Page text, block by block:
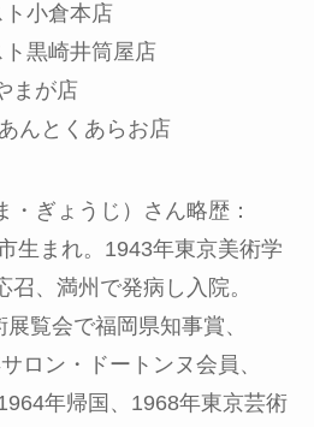
小倉本店
黒崎井筒屋店
まが店
んとくあらお店
・ぎょうじ）さん略歴：
生まれ。1943年東京美術学
、満州で発病し入院。
覧会で福岡県知事賞、
ロン・ドートンヌ会員、
年帰国、1968年東京芸術